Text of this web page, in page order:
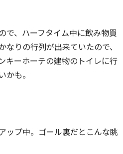
で、ハーフタイム中に飲み物買
りの行列が出来ていたので、
キーホーテの建物のトイレに行
かも。
ップ中。ゴール裏だとこんな眺